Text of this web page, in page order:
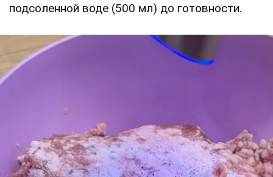
подсоленной воде (500 мл) до готовности.